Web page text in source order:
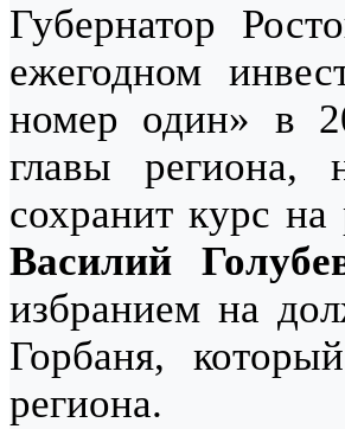
Губернатор
ежегодном
номер один» в
главы региона,
сохранит курс
Василий
избранием на
Горбаня,
региона.